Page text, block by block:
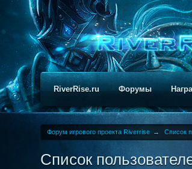
RiverRise.ru Форумы
Форум игрового проекта Riverrise → Список
Список